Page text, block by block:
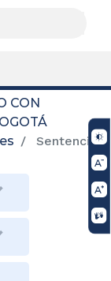
CON
Sentencias